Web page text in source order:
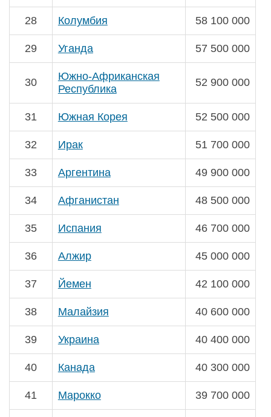
28 Колумбия 58 100 000
29 Уганда 57 500 000
30
Южно-Африканская
Республика
52 900 000
31 Южная Корея 52 500 000
32 Ирак 51 700 000
33 Аргентина 49 900 000
34 Афганистан 48 500 000
35 Испания 46 700 000
36 Алжир 45 000 000
37 Йемен 42 100 000
38 Малайзия 40 600 000
39 Украина 40 400 000
40 Канада 40 300 000
41 Марокко 39 700 000